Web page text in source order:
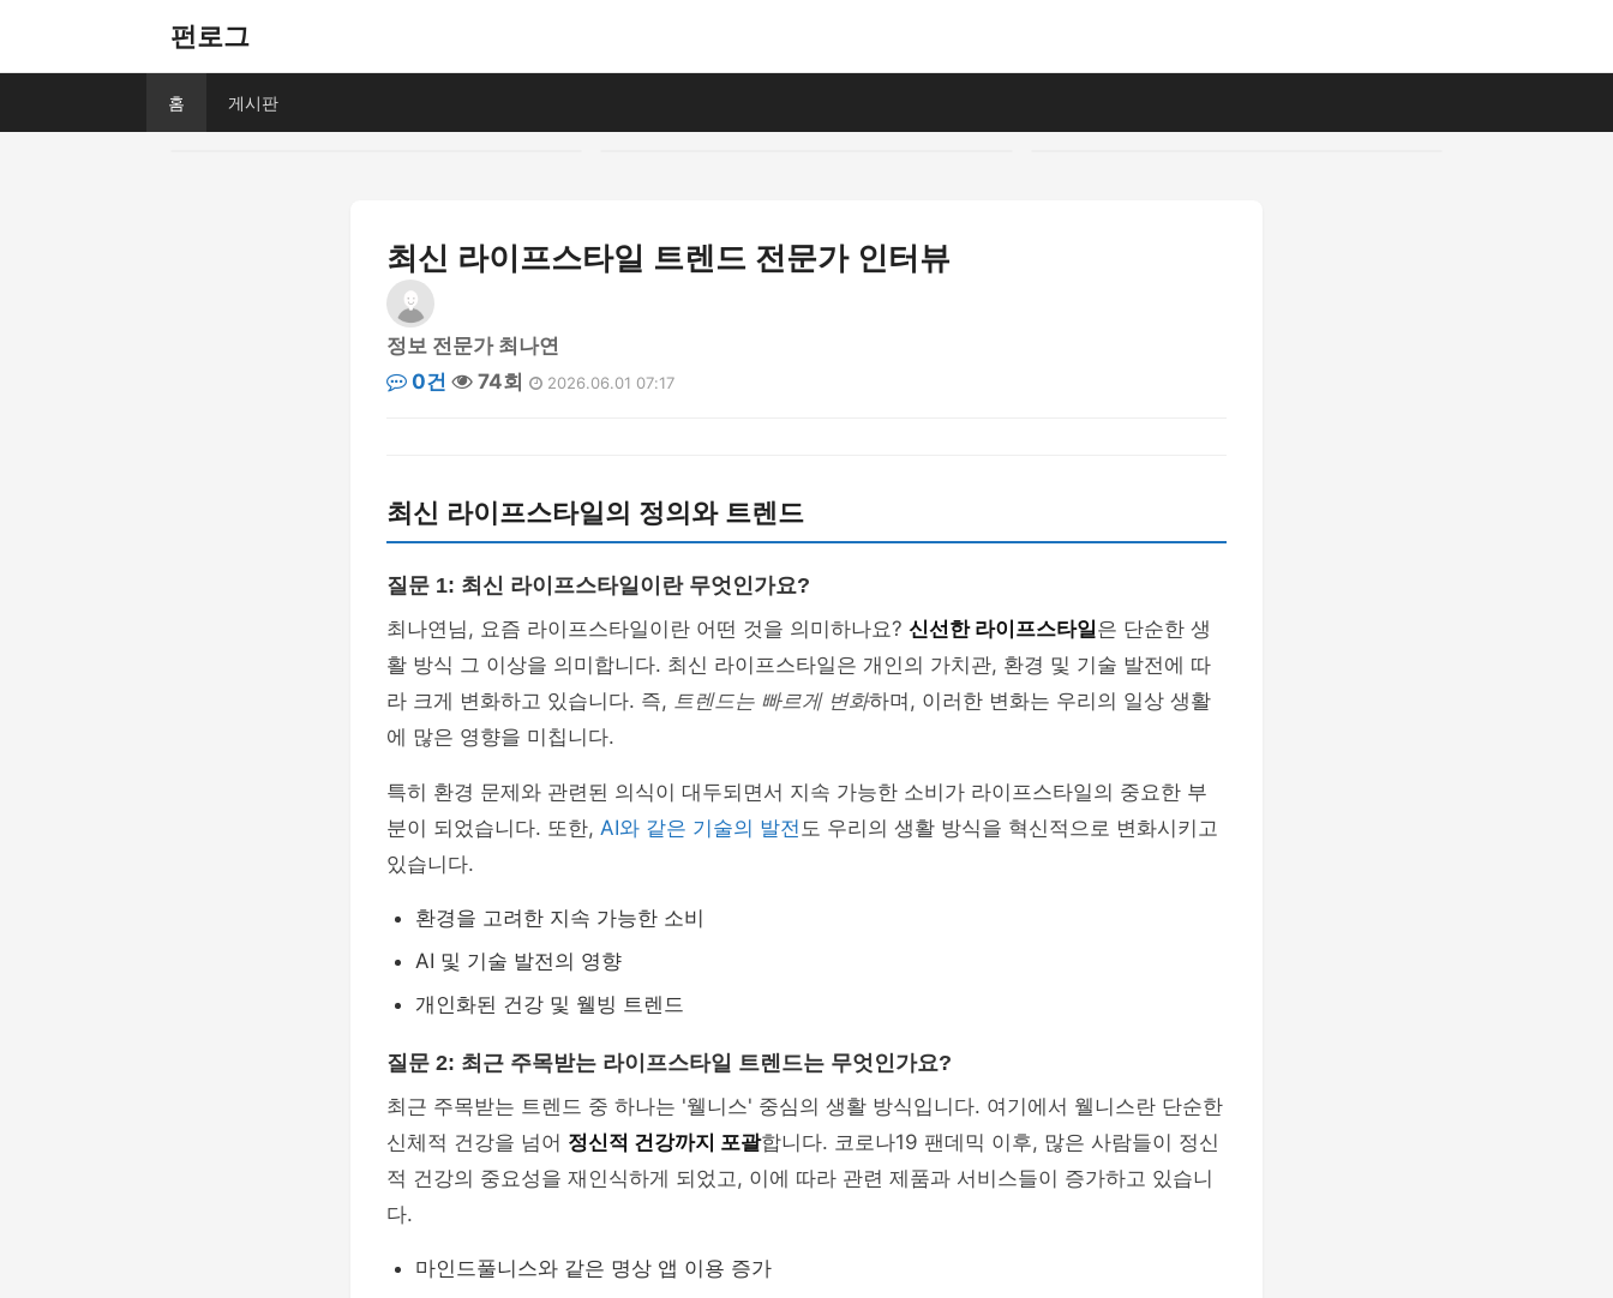
펀로그
홈 게시판
최신 라이프스타일 트렌드 전문가 인터뷰
정보 전문가 최나연
0건
74회 2026.06.01 07:17
최신 라이프스타일의 정의와 트렌드
질문 1: 최신 라이프스타일이란 무엇인가요?
최나연님, 요즘 라이프스타일이란 어떤 것을 의미하나요? 신선한 라이프스타일은 단순한 생
활 방식 그 이상을 의미합니다. 최신 라이프스타일은 개인의 가치관, 환경 및 기술 발전에 따
라 크게 변화하고 있습니다. 즉, 트렌드는 빠르게 변화하며, 이러한 변화는 우리의 일상 생활
에 많은 영향을 미칩니다.
특히 환경 문제와 관련된 의식이 대두되면서 지속 가능한 소비가 라이프스타일의 중요한 부
분이 되었습니다. 또한, AI와 같은 기술의 발전도 우리의 생활 방식을 혁신적으로 변화시키고
있습니다.
환경을 고려한 지속 가능한 소비
AI 및 기술 발전의 영향
개인화된 건강 및 웰빙 트렌드
질문 2: 최근 주목받는 라이프스타일 트렌드는 무엇인가요?
최근 주목받는 트렌드 중 하나는 '웰니스' 중심의 생활 방식입니다. 여기에서 웰니스란 단순한
신체적 건강을 넘어 정신적 건강까지 포괄합니다. 코로나19 팬데믹 이후, 많은 사람들이 정신
적 건강의 중요성을 재인식하게 되었고, 이에 따라 관련 제품과 서비스들이 증가하고 있습니
다.
마인드풀니스와 같은 명상 앱 이용 증가